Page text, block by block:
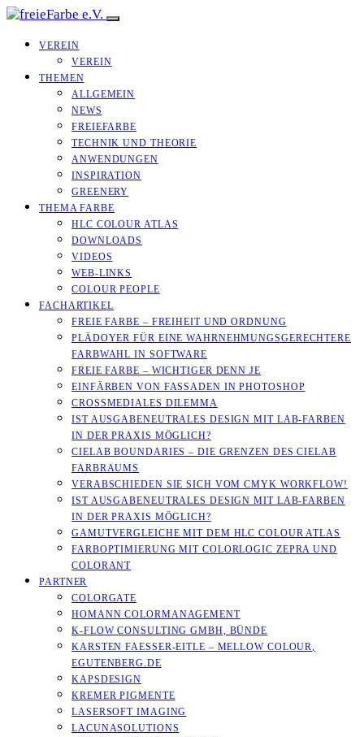
VEREIN
VEREIN
THEMEN
ALLGEMEIN
NEWS
FREIEFARBE
TECHNIK UND THEORIE
ANWENDUNGEN
INSPIRATION
GREENERY
THEMA FARBE
HLC COLOUR ATLAS
DOWNLOADS
VIDEOS
WEB-LINKS
COLOUR PEOPLE
FACHARTIKEL
FREIE FARBE – FREIHEIT UND ORDNUNG
PLÄDOYER FÜR EINE WAHRNEHMUNGS­­GERECHTERE
FARBWAHL IN SOFTWARE
FREIE FARBE – WICHTIGER DENN JE
EINFÄRBEN VON FASSADEN IN PHOTOSHOP
CROSSMEDIALES DILEMMA
IST AUSGABENEUTRALES DESIGN MIT LAB-FARBEN
IN DER PRAXIS MÖGLICH?
CIELAB BOUNDARIES – DIE GRENZEN DES CIELAB
FARBRAUMS
VERABSCHIEDEN SIE SICH VOM CMYK WORKFLOW!
IST AUSGABENEUTRALES DESIGN MIT LAB-FARBEN
IN DER PRAXIS MÖGLICH?
GAMUTVERGLEICHE MIT DEM HLC COLOUR ATLAS
FARBOPTIMIERUNG MIT COLORLOGIC ZEPRA UND
COLORANT
PARTNER
COLORGATE
HOMANN COLORMANAGEMENT
K-FLOW CONSULTING GMBH, BÜNDE
KARSTEN FAESSER-EITLE – MELLOW COLOUR, E
GUTENBERG.DE
KAPSDESIGN
KREMER PIGMENTE
LASERSOFT IMAGING
LACUNASOLUTIONS